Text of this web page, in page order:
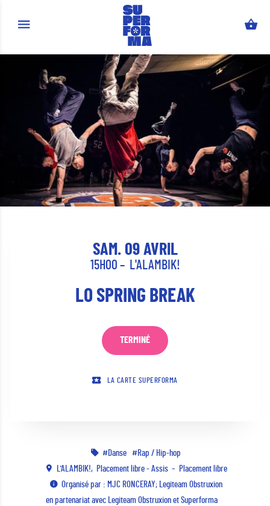
Aller au contenu principal
SAM. 09 AVRIL
15H00 L'ALAMBIK!
LO SPRING BREAK
TERMINÉ
LA CARTE SUPERFORMA
Danse
Rap / Hip-hop
L'ALAMBIK!
Placement libre - Assis
Placement libre
Organisé par : MJC RONCERAY; Legiteam Obstruxion
en partenariat avec Legiteam Obstruxion et Superforma